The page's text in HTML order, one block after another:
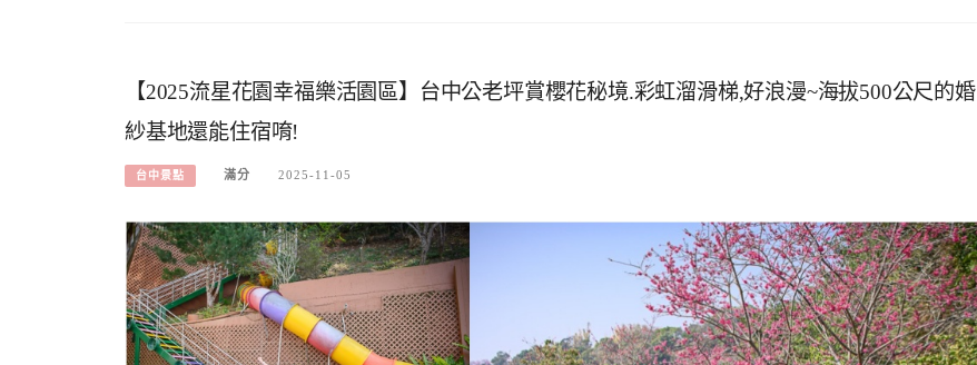
【2025流星花園幸福樂活園區】台中公老坪賞櫻花秘境.彩虹溜滑梯,好浪漫~海拔500公尺的婚
紗基地還能住宿唷!
台中景點 滿分 2025-11-05